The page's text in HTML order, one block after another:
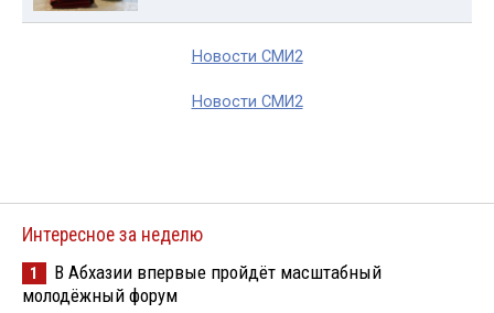
Новости СМИ2
Новости СМИ2
Интересное за неделю
1
В Абхазии впервые пройдёт масштабный
молодёжный форум